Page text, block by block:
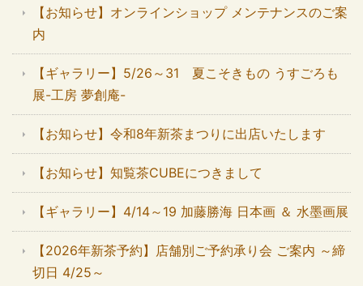
【お知らせ】オンラインショップ メンテナンスのご案
内
【ギャラリー】5/26～31 夏こそきもの うすごろも
展-工房 夢創庵-
【お知らせ】令和8年新茶まつりに出店いたします
【お知らせ】知覧茶CUBEにつきまして
【ギャラリー】4/14～19 加藤勝海 日本画 ＆ 水墨画展
【2026年新茶予約】店舗別ご予約承り会 ご案内 ～締
切日 4/25～